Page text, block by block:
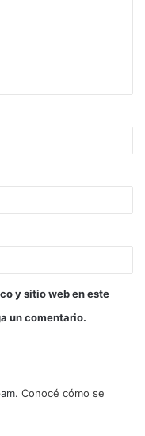
y sitio web en este
un comentario.
Conocé cómo se